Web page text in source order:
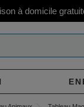
à domicile